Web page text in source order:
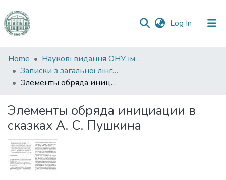
Log In (current)
Communities
&
Collections
Statistics
Home
Наукові видання ОНУ імені І. І. Мечникова
Записки з загальної лінгвістики
Элементы обряда инициации в сказках А. С. Пушкина
Элементы обряда инициации в
сказках А. С. Пушкина